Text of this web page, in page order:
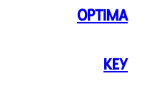
OPTIMA
KEY